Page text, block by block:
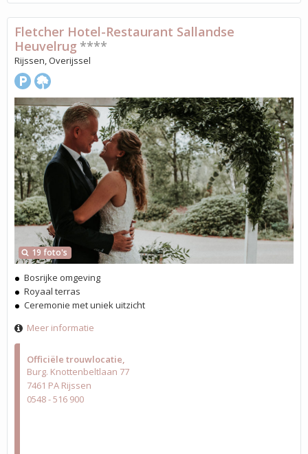
Officiële trouwlocatie
Burg. Knottenbeltlaan 77
7461 PA Rijssen
0548 - 516 900
19 foto's
Fletcher Hotel-Restaurant Sallandse
Heuvelrug ****
Rijssen, Overijssel
Bosrijke omgeving
Royaal terras
Ceremonie met uniek uitzicht
Meer informatie